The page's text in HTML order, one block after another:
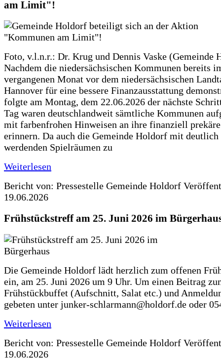
am Limit"!
Foto, v.l.n.r.: Dr. Krug und Dennis Vaske (Gemeinde
Nachdem die niedersächsischen Kommunen bereits
vergangenen Monat vor dem niedersächsischen
Hannover für eine bessere Finanzausstattung
folgte am Montag, dem 22.06.2026 der nächste
Tag waren deutschlandweit sämtliche Kommunen
mit farbenfrohen Hinweisen an ihre finanziell
erinnern. Da auch die Gemeinde Holdorf mit deutlich
werdenden Spielräumen zu
Weiterlesen
Bericht von: Pressestelle Gemeinde Holdorf
19.06.2026
Frühstückstreff am 25. Juni 2026 im
Die Gemeinde Holdorf lädt herzlich zum offenen
ein, am 25. Juni 2026 um 9 Uhr. Um einen Beitrag
Frühstückbuffet (Aufschnitt, Salat etc.) und
gebeten unter junker-schlarmann@holdorf.de oder
Weiterlesen
Bericht von: Pressestelle Gemeinde Holdorf
19.06.2026